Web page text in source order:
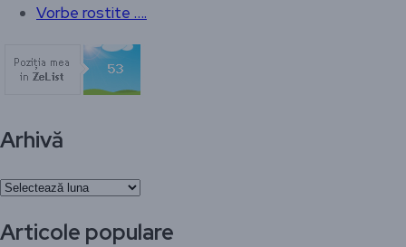
Vorbe rostite ….
Arhivă
Arhivă
Articole populare